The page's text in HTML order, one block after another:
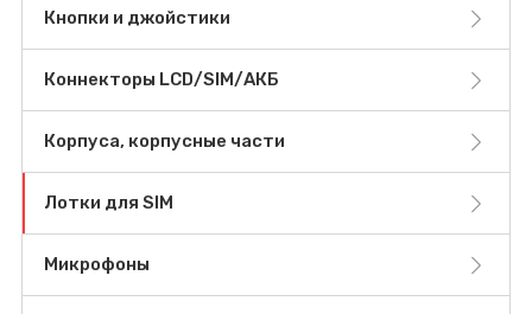
Кнопки и джойстики
Коннекторы LCD/SIM/АКБ
Корпуса, корпусные части
Лотки для SIM
Микрофоны